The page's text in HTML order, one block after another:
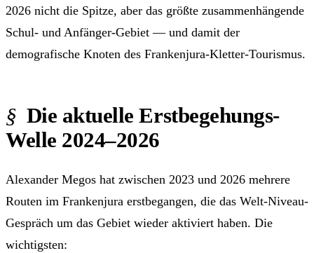
2026 nicht die Spitze, aber das größte zusammenhängende
Schul- und Anfänger-Gebiet — und damit der
demografische Knoten des Frankenjura-Kletter-Tourismus.
Die aktuelle Erstbegehungs-
Welle 2024–2026
Alexander Megos hat zwischen 2023 und 2026 mehrere
Routen im Frankenjura erstbegangen, die das Welt-Niveau-
Gespräch um das Gebiet wieder aktiviert haben. Die
wichtigsten: